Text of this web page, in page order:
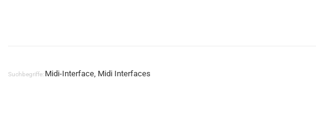
Suchbegriffe: Midi-Interface, Midi Interfaces